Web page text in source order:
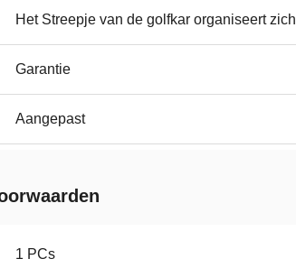
Het Streepje van de golfkar organiseert zich
Garantie
Aangepast
1 PCs